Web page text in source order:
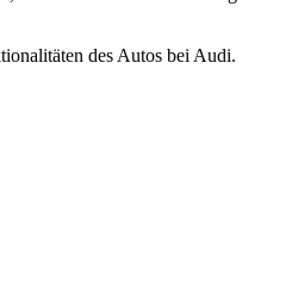
des Autos bei Audi.